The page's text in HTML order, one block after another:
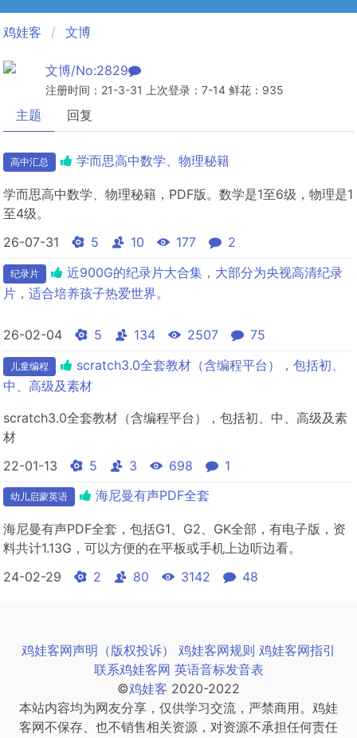
鸡娃客 文博
文博/No:2829
注册时间：21-3-31 上次登录：7-14 鲜花：935
主题 回复
高中汇总 学而思高中数学、物理秘籍
学而思高中数学、物理秘籍，PDF版。数学是1至6级，物理是1
至4级。
26-07-31
5 10 177 2
纪录片
近900G的纪录片大合集，大部分为央视高清纪录
片，适合培养孩子热爱世界。
26-02-04 5 134 2507 75
儿童编程
scratch3.0全套教材（含编程平台），包括初、
中、高级及素材
scratch3.0全套教材（含编程平台），包括初、中、高级及素
材
22-01-13
5 3 698 1
幼儿启蒙英语 海尼曼有声PDF全套
海尼曼有声PDF全套，包括G1、G2、GK全部，有电子版，资
料共计1.13G，可以方便的在平板或手机上边听边看。
24-02-29
2 80 3142 48
鸡娃客网声明（版权投诉） 鸡娃客网规则 鸡娃客网指引
联系鸡娃客网 英语音标发音表
©鸡娃客 2020-2022
本站内容均为网友分享，仅供学习交流，严禁商用。鸡娃
客网不保存、也不销售相关资源，对资源不承担任何责任